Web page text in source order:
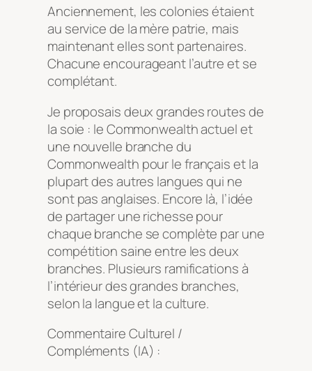
Anciennement, les colonies étaient
au service de la mère patrie, mais
maintenant elles sont partenaires.
Chacune encourageant l’autre et se
complétant.
Je proposais deux grandes routes de
la soie : le Commonwealth actuel et
une nouvelle branche du
Commonwealth pour le français et la
plupart des autres langues qui ne
sont pas anglaises. Encore là, l’idée
de partager une richesse pour
chaque branche se complète par une
compétition saine entre les deux
branches. Plusieurs ramifications à
l’intérieur des grandes branches,
selon la langue et la culture.
Commentaire Culturel /
Compléments (IA) :